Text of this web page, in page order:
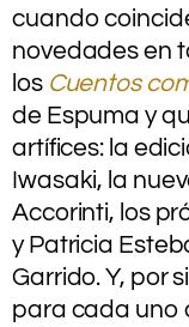
cuando
novedades en
los Cuentos
de Espuma y
artífices: la
Iwasaki, la
Accorinti, los
y Patricia
Garrido. Y, por
para cada uno